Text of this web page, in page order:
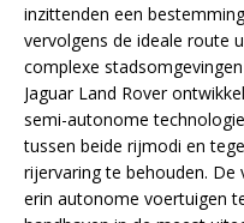
inzittenden een
vervolgens de ideale route
complexe
Jaguar Land Rover
semi-autonome
tussen beide rijmodi en
rijervaring te behouden.
erin autonome voertuigen